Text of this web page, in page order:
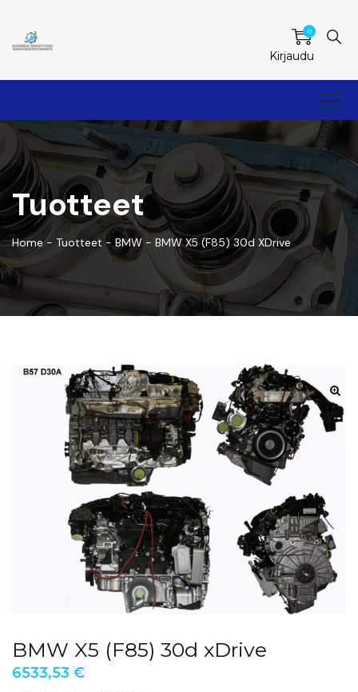
0
Kirjaudu
Tuotteet
Home- Tuotteet -BMW- BMW X5 (F85) 30d XDrive
BMW X5 (F85) 30d xDrive
6533,53 €